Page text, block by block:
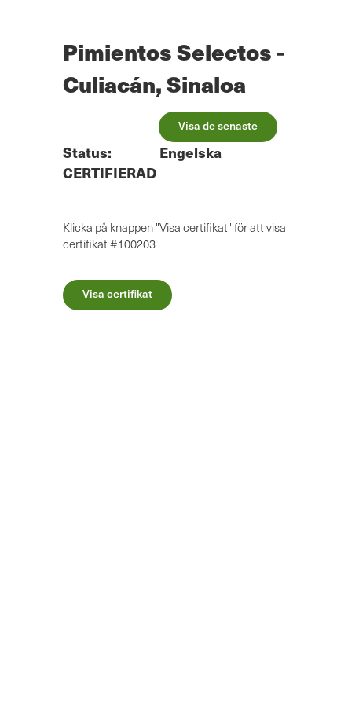
Pimientos Selectos -
Culiacán, Sinaloa
Visa de senaste
Status:
CERTIFIERAD
Engelska
Klicka på knappen "Visa certifikat" för att visa
certifikat #100203
Visa certifikat